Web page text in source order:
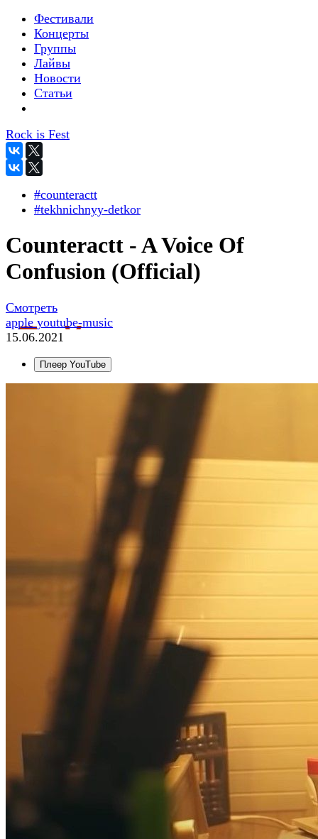
Фестивали
Концерты
Группы
Лайвы
Новости
Статьи
Rock is Fest
#counteractt
#tekhnichnyy-detkor
Counteractt - A Voice Of
Confusion (Official)
Смотреть
apple youtube-music
15.06.2021
Плеер YouTube